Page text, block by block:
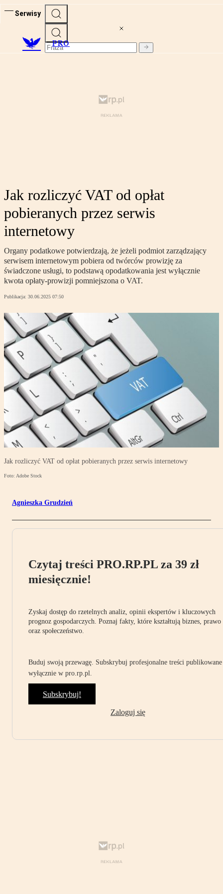
Serwisy
PRO
Jak rozliczyć VAT od opłat
pobieranych przez serwis
internetowy
Organy podatkowe potwierdzają, że jeżeli podmiot zarządzający
serwisem internetowym pobiera od twórców prowizję za
świadczone usługi, to podstawą opodatkowania jest wyłącznie
kwota opłaty-prowizji pomniejszona o VAT.
Publikacja: 30.06.2025 07:50
Jak rozliczyć VAT od opłat pobieranych przez serwis internetowy
Foto: Adobe Stock
Agnieszka Grudzień
Czytaj treści PRO.RP.PL za 39 zł
miesięcznie!
Zyskaj dostęp do rzetelnych analiz, opinii ekspertów i kluczowych
prognoz gospodarczych. Poznaj fakty, które kształtują biznes, prawo
oraz społeczeństwo.
Buduj swoją przewagę. Subskrybuj profesjonalne treści publikowane
wyłącznie w pro.rp.pl.
Subskrybuj!
Zaloguj się